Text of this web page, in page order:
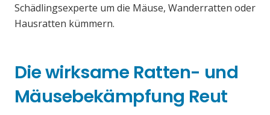
Schädlingsexperte um die Mäuse, Wanderratten oder
Hausratten kümmern.
Die wirksame Ratten- und
Mäusebekämpfung Reut